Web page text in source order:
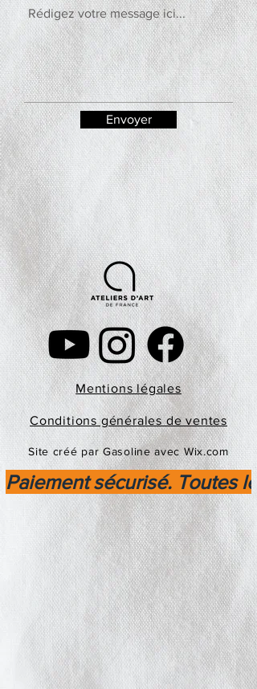
Envoyer
Mentions légales
Conditions générales de ventes
Site créé par Gasoline avec Wix.com
Paiement sécurisé. Toutes